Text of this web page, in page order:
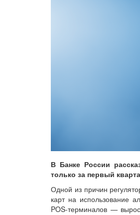
В Банке России
только за первый
Одной из причин
карт на использование
POS-терминалов —